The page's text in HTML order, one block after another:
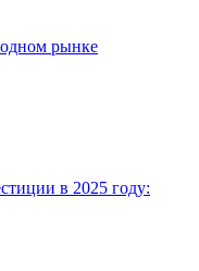
рынке
в 2025 году: